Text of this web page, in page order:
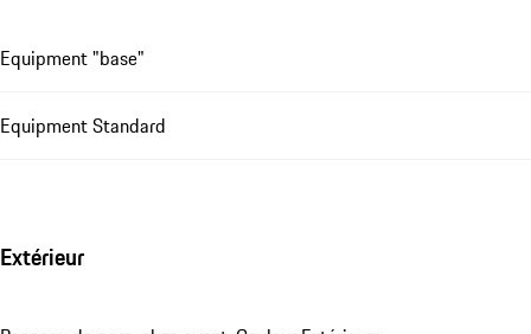
Equipment "base"
Equipment Standard
Extérieur